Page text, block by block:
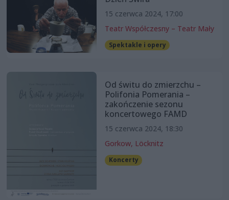
15 czerwca 2024, 17:00
Teatr Współczesny – Teatr Mały
Spektakle i opery
Od świtu do zmierzchu –
Polifonia Pomerania –
zakończenie sezonu
koncertowego FAMD
15 czerwca 2024, 18:30
Gorkow, Löcknitz
Koncerty